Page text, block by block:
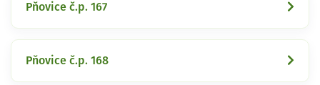
Pňovice č.p. 167
Pňovice č.p. 168